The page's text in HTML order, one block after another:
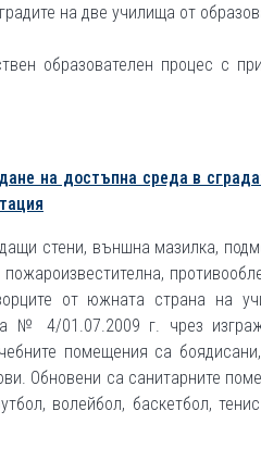
на две училища от
образователен процес с
на достъпна среда в
стени, външна мазилка,
от южната страна на
№ 4/01.07.2009 г. чрез
помещения са
Обновени са санитарните
волейбол, баскетбол,